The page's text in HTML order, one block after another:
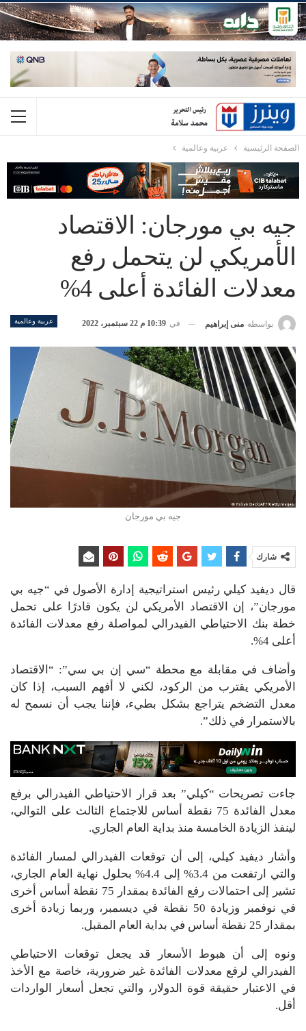
الصفحة الرئيسية عربية وعالمية
جيه بي مورجان: الاقتصاد
الأمريكي لن يتحمل رفع
معدلات الفائدة أعلى 4%
عربية وعالمية بواسطة منى إبراهيم في 10:39 م 22 سبتمبر، 2022
جيه بي مورجان
شارك
قال ديفيد كيلي رئيس استراتيجية إدارة الأصول في “جيه بي
مورجان”، إن الاقتصاد الأمريكي لن يكون قادرًا على تحمل
خطة بنك الاحتياطي الفيدرالي لمواصلة رفع معدلات الفائدة
أعلى 4%.
وأضاف في مقابلة مع محطة “سي إن بي سي”: “الاقتصاد
الأمريكي يقترب من الركود، لكني لا أفهم السبب، إذا كان
معدل التضخم يتراجع بشكل بطيء، فإننا يجب أن نسمح له
بالاستمرار في ذلك”.
جاءت تصريحات “كيلي” بعد قرار الاحتياطي الفيدرالي برفع
معدل الفائدة 75 نقطة أساس للاجتماع الثالث على التوالي،
لينفذ الزيادة الخامسة منذ بداية العام الجاري.
وأشار ديفيد كيلي، إلى أن توقعات الفيدرالي لمسار الفائدة
والتي ارتفعت من 3.4% إلى 4.4% بحلول نهاية العام الجاري،
تشير إلى احتمالات رفع الفائدة بمقدار 75 نقطة أساس أخرى
في نوفمبر وزيادة 50 نقطة في ديسمبر، وربما زيادة أخرى
بمقدار 25 نقطة أساس في بداية العام المقبل.
ونوه إلى أن هبوط الأسعار قد يجعل توقعات الاحتياطي
الفيدرالي لرفع معدلات الفائدة غير ضرورية، خاصة مع الأخذ
في الاعتبار حقيقة قوة الدولار، والتي تجعل أسعار الواردات
أقل.